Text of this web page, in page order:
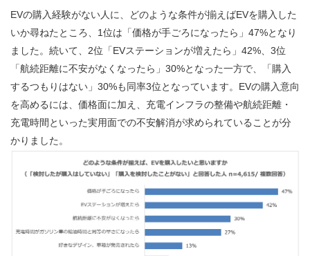
EVの購入経験がない人に、どのような条件が揃えばEVを購入した
いか尋ねたところ、1位は「価格が手ごろになったら」47%となり
ました。続いて、2位「EVステーションが増えたら」42%、3位
「航続距離に不安がなくなったら」30%となった一方で、「購入
するつもりはない」30%も同率3位となっています。EVの購入意向
を高めるには、価格面に加え、充電インフラの整備や航続距離・
充電時間といった実用面での不安解消が求められていることが分
かりました。